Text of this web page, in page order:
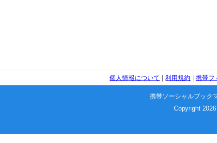
個人情報について |利用規約 |携帯フ
携帯ソーシャルブック
Copyright